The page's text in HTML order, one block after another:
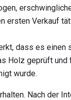
ersten Verkauf
dass es
Holz geprüft
wurde.
Nach der